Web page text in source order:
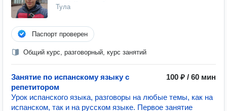
Тула
Паспорт проверен
Общий курс, разговорный, курс занятий
Занятие по испанскому языку с
репетитором
100 ₽ / 60 мин
Урок испанского языка, разговоры на любые темы, как на
испанском, так и на русском языке. Первое занятие